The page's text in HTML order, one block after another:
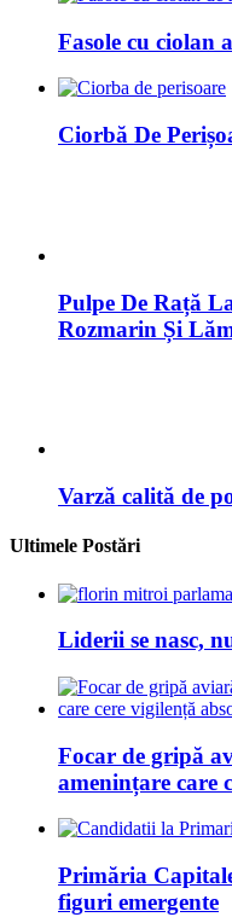
Fasole cu ciolan
Ciorbă De
Pulpe De Rață
Rozmarin Și
Varză calită de
Ultimele Postări
Liderii se nasc,
Focar de gripă
amenințare care
Primăria
figuri emergente